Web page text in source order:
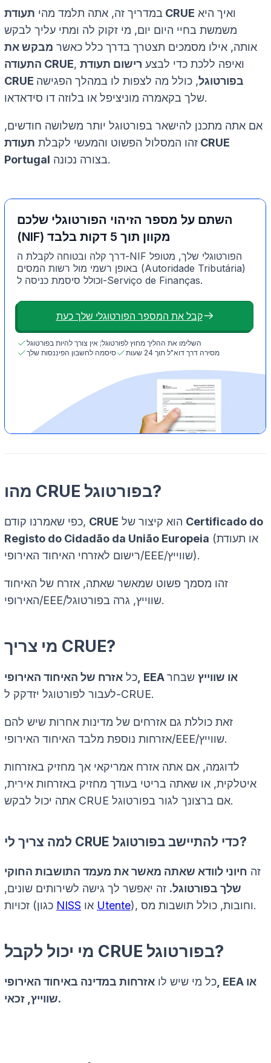
במדריך זה, אתה תלמד מהי תעודת CRUE
משמשת בחיי היום יום, מי זקוק לה ומתי עליך לבקש
אותה, אילו מסמכים תצטרך בדרך כלל כאשר מבקש את
התעודה CRUE
, ואיפה ללכת כדי לבצע רישום תעודת
CRUE בפורטוגל, כולל מה לצפות לו במהלך הפגישה
שלך בקאמרה מוניציפל או בלוזה דו סידאדאו.
אם אתה מתכנן להישאר בפורטוגל יותר משלושה חודשים,
זהו המסלול הפשוט והמעשי לקבלת תעודת CRUE
Portugal
בצורה נכונה.
השתם על מספר הזיהוי הפורטוגלי שלכם
(NIF) מקוון תוך 5 דקות בלבד
דרך קלה ובטוחה לקבלת ה-NIF הפורטוגלי שלך, מטופל
באופן רשמי מול רשות המסים (Autoridade Tributária)
וכולל סיסמת כניסה ל-Serviço de Finanças.
קבל את המספר הפורטוגלי שלך כעת
השלימו את ההליך מחוץ לפורטוגל; אין צורך להיות בפורטוגל
סיסמה לחשבון הפיננסות שלך
מסירה דרך דוא"ל תוך 24 שעות
מהו CRUE בפורטוגל?
כפי שאמרנו קודם, CRUE
Certificado do
Registo do Cidadão da União Europeia (או תעודת
רישום לאזרחי האיחוד האירופי/EEE/שווייץ).
זהו מסמך פשוט שמאשר שאתה, אזרח של האיחוד
האירופי/EEE/שווייץ, גרה בפורטוגל.
מי צריך CRUE?
כל אזרח של האיחוד האירופי, EEA או שווייץ שבחר
לעבור לפורטוגל יזדקק ל-CRUE.
זאת כוללת גם אזרחים של מדינות אחרות שיש להם
אזרחות נוספת מלבד האיחוד האירופי/EEE/שווייץ.
לדוגמה, אם אתה אזרח אמריקאי אך מחזיק באזרחות
איטלקית, או שאתה בריטי בעודך מחזיק באזרחות אירית,
אתה יכול לבקש CRUE אם ברצונך לגור בפורטוגל.
למה צריך לי CRUE כדי להתיישב בפורטוגל?
זה חיוני לוודא שאתה מאשר את מעמד התושבות החוקי
שלך בפורטוגל. זה יאפשר לך גישה לשירותים שונים,
NISS Utente ), וחובות, כולל תושבות מס.
מי יכול לקבל CRUE בפורטוגל?
כל מי שיש לו אזרחות במדינה באיחוד האירופי, EEA או
שווייץ, זכאי.